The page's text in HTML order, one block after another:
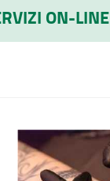
ON-LINE